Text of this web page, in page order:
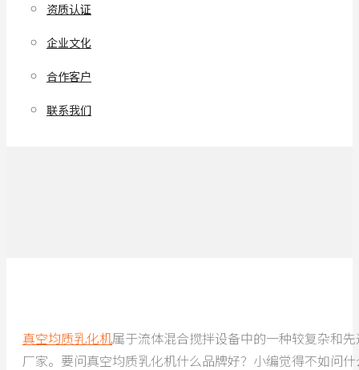
资质认证
企业文化
合作客户
联系我们
真空均质乳化机属于流体混合搅拌设备中的一种较复杂和
厂家。要问真空均质乳化机什么品牌好？小编觉得不如问